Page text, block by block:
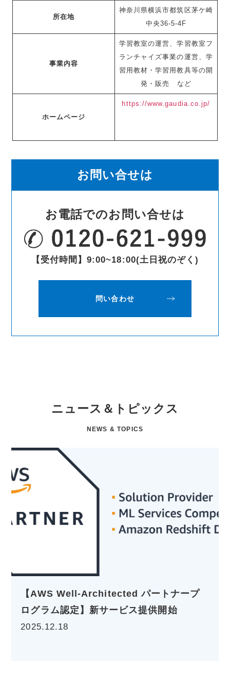
所在地
神奈川県横浜市都筑区茅ケ崎
中央36-5-4F
事業内容
学習教室の運営、学習教室フ
ランチャイズ事業の運営、学
習用教材・学習用教具等の開
発・販売 など
ホームページ
https://www.gaudia.co.jp/
お問い合せは
お電話でのお問い合せは
【受付時間】9:00~18:00(土日祝のぞく)
問い合わせ
ニュース＆トピックス
NEWS & TOPICS
【AWS Well-Architected パートナープ
ログラム認定】新サービス提供開始
2025.12.18